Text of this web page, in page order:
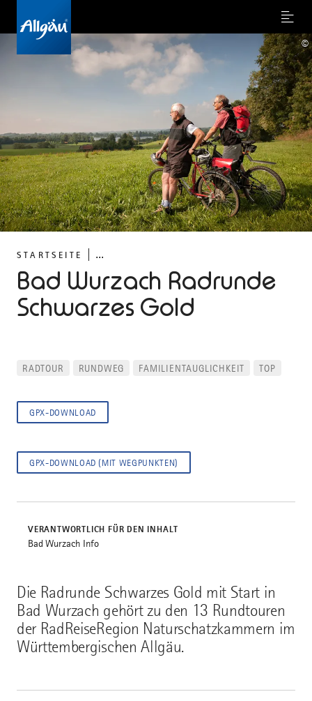
Menu
STARTSEITE ...
Bad Wurzach Radrunde
Schwarzes Gold
©
Die Radrunde Schwarzes Gold mit Start in
Bad Wurzach gehört zu den 13 Rundtouren
der RadReiseRegion Naturschatzkammern im
Württembergischen Allgäu.
RADTOUR RUNDWEG FAMILIENTAUGLICHKEIT TOP
GPX-DOWNLOAD
GPX-DOWNLOAD (MIT WEGPUNKTEN)
VERANTWORTLICH FÜR DEN INHALT
Bad Wurzach Info